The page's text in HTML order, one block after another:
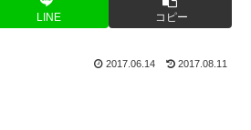
LINE コピー
2017.06.14 2017.08.11